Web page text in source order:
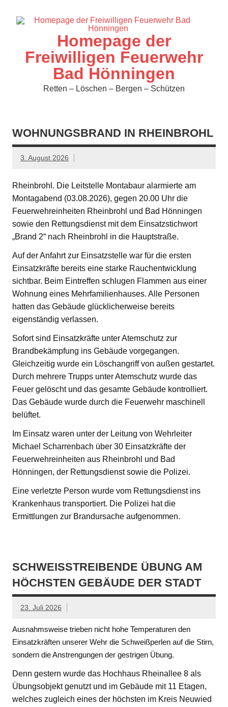
springen
Homepage der
Freiwilligen Feuerwehr
Bad Hönningen
Retten – Löschen – Bergen – Schützen
WOHNUNGSBRAND IN RHEINBROHL
3. August 2026
Rheinbrohl. Die Leitstelle Montabaur alarmierte am
Montagabend (03.08.2026), gegen 20.00 Uhr die
Feuerwehreinheiten Rheinbrohl und Bad Hönningen
sowie den Rettungsdienst mit dem Einsatzstichwort
„Brand 2“ nach Rheinbrohl in die Hauptstraße.
Auf der Anfahrt zur Einsatzstelle war für die ersten
Einsatzkräfte bereits eine starke Rauchentwicklung
sichtbar. Beim Eintreffen schlugen Flammen aus einer
Wohnung eines Mehrfamilienhauses. Alle Personen
hatten das Gebäude glücklicherweise bereits
eigenständig verlassen.
Sofort sind Einsatzkräfte unter Atemschutz zur
Brandbekämpfung ins Gebäude vorgegangen.
Gleichzeitig wurde ein Löschangriff von außen gestartet.
Durch mehrere Trupps unter Atemschutz wurde das
Feuer gelöscht und das gesamte Gebäude kontrolliert.
Das Gebäude wurde durch die Feuerwehr maschinell
belüftet.
Im Einsatz waren unter der Leitung von Wehrleiter
Michael Scharrenbach über 30 Einsatzkräfte der
Feuerwehreinheiten aus Rheinbrohl und Bad
Hönningen, der Rettungsdienst sowie die Polizei.
Eine verletzte Person wurde vom Rettungsdienst ins
Krankenhaus transportiert. Die Polizei hat die
Ermittlungen zur Brandursache aufgenommen.
SCHWEISSTREIBENDE ÜBUNG AM H
ÖCHSTEN GEBÄUDE DER STADT
23. Juli 2026
Ausnahmsweise trieben nicht hohe Temperaturen den
Einsatzkräften unserer Wehr die Schweißperlen auf die Stirn,
sondern die Anstrengungen der gestrigen Übung.
Denn gestern wurde das Hochhaus Rheinallee 8 als
Übungsobjekt genutzt und im Gebäude mit 11 Etagen,
welches zugleich eines der höchsten im Kreis Neuwied